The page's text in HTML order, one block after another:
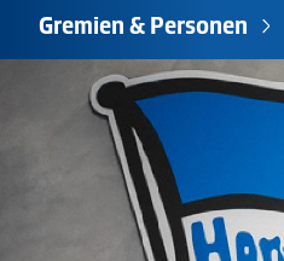
Gremien & Personen